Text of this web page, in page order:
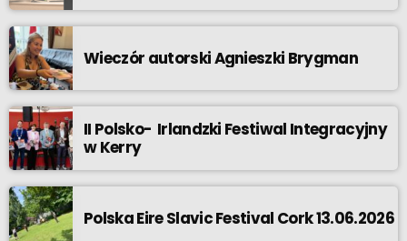
Wieczór autorski Agnieszki Brygman
II Polsko- Irlandzki Festiwal Integracyjny
w Kerry
Polska Eire Slavic Festival Cork 13.06.2026